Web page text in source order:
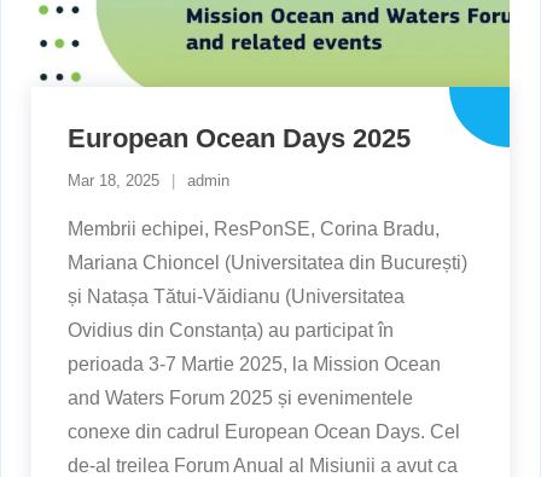
European Ocean Days 2025
Mar 18, 2025 admin
Membrii echipei, ResPonSE, Corina Bradu,
Mariana Chioncel (Universitatea din București)
și Natașa Tătui-Văidianu (Universitatea
Ovidius din Constanța) au participat în
perioada 3-7 Martie 2025, la Mission Ocean
and Waters Forum 2025 și evenimentele
conexe din cadrul European Ocean Days. Cel
de-al treilea Forum Anual al Misiunii a avut ca